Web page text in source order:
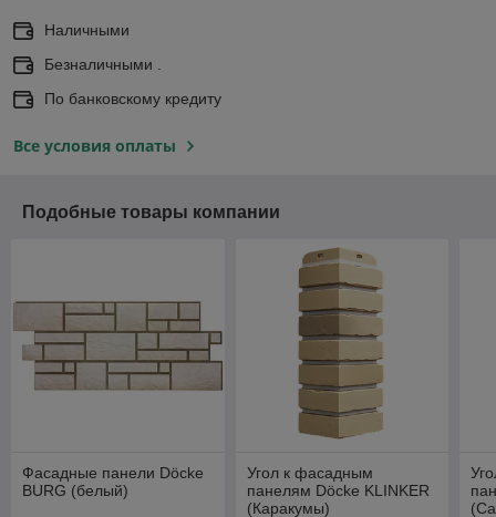
Наличными
Безналичными .
По банковскому кредиту
Все условия оплаты
Подобные товары компании
Фасадные панели Döcke
BURG (белый)
Угол к фасадным
панелям Döcke KLINKER
(Каракумы)